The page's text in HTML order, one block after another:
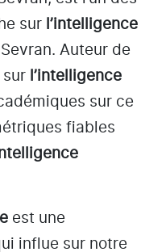
sur l’intelligence
. Auteur de
sur l’intelligence
sur ce
fiables
est une
influe sur notre